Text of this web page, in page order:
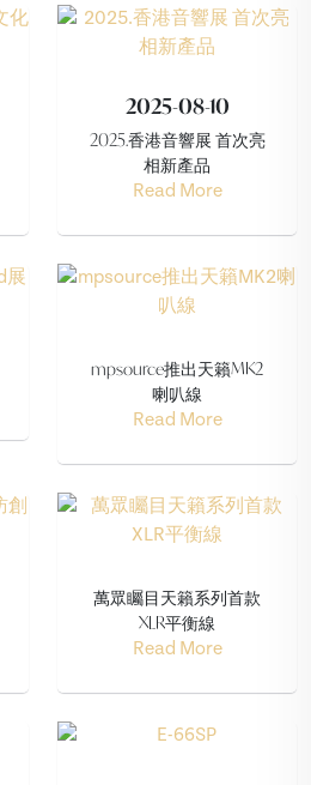
2025-08-10
2025.香港音響展 首次亮
相新產品
Read More
mpsource推出天籟MK2
喇叭線
Read More
萬眾矚目天籟系列首款
XLR平衡線
Read More